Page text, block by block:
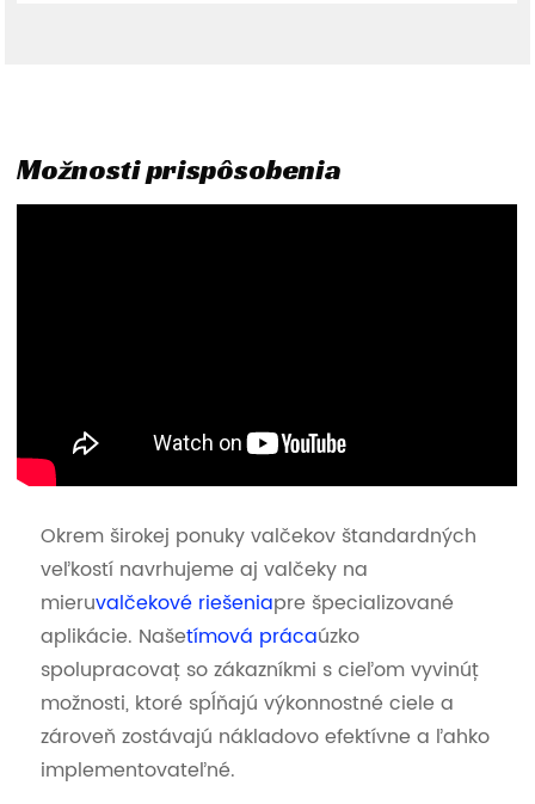
Možnosti prispôsobenia
Okrem širokej ponuky valčekov štandardných
veľkostí navrhujeme aj valčeky na
mieruvalčekové riešeniapre špecializované
aplikácie. Našetímová prácaúzko
spolupracovať so zákazníkmi s cieľom vyvinúť
možnosti, ktoré spĺňajú výkonnostné ciele a
zároveň zostávajú nákladovo efektívne a ľahko
implementovateľné.